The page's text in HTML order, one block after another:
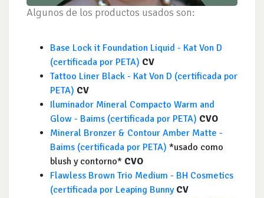
Algunos de los productos usados son:
Base Lock it Foundation Liquid - Kat Von D
(certificada por PETA) CV
Tattoo Liner Black - Kat Von D (certificada por
PETA) CV
Iluminador Mineral Compacto Warm and
Glow - Baims (certificada por PETA) CVO
Mineral Bronzer & Contour Amber Matte -
Baims (certificada por PETA) *usado como
blush y contorno* CVO
Flawless Brown Trio Medium - BH Cosmetics
(certificada por Leaping Bunny CV